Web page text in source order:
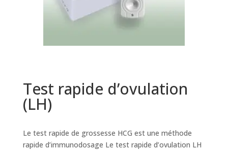
Test rapide d’ovulation
(LH)
Le test rapide de grossesse HCG est une méthode
rapide d’immunodosage Le test rapide d’ovulation LH